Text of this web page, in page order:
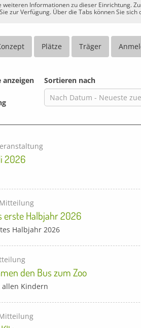
weiteren Informationen zu dieser Einrichtung.
zur Verfügung. Über die Tabs können Sie
Plätze Träger
anzeigen
Sortieren nach
2026
Mitteilung
erste Halbjahr 2026
Halbjahr 2026
den Bus zum Zoo
allen Kindern